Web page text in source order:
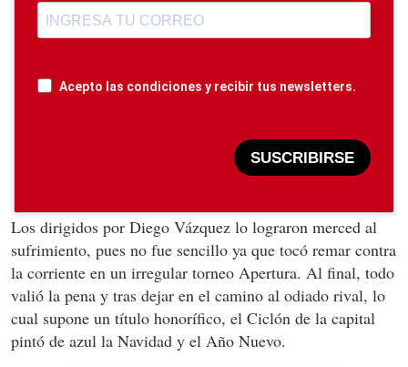
Acepto las condiciones y recibir tus newsletters.
SUSCRIBIRSE
Los dirigidos por Diego Vázquez lo lograron merced al
sufrimiento, pues no fue sencillo ya que tocó remar contra
la corriente en un irregular torneo Apertura. Al final, todo
valió la pena y tras dejar en el camino al odiado rival, lo
cual supone un título honorífico, el Ciclón de la capital
pintó de azul la Navidad y el Año Nuevo.